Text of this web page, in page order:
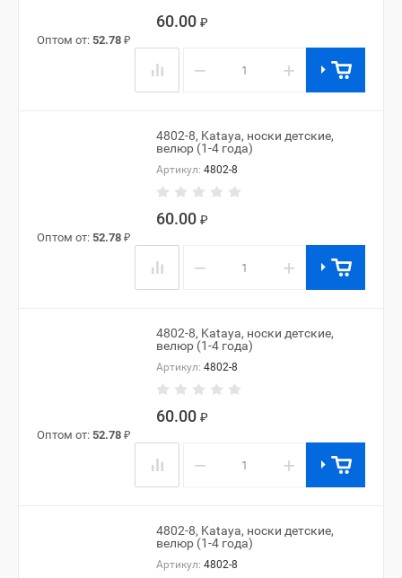
60.00 ₽
Оптом от: 52.78 ₽
− +
4802-8, Kataya, носки детские,
велюр (1-4 года)
Артикул: 4802-8
60.00 ₽
Оптом от: 52.78 ₽
− +
4802-8, Kataya, носки детские,
велюр (1-4 года)
Артикул: 4802-8
60.00 ₽
Оптом от: 52.78 ₽
− +
4802-8, Kataya, носки детские,
велюр (1-4 года)
Артикул: 4802-8